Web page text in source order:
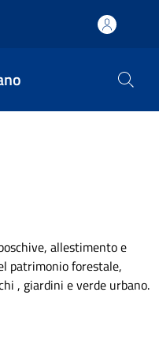
allestimento e
patrimonio forestale,
, giardini e verde urbano.